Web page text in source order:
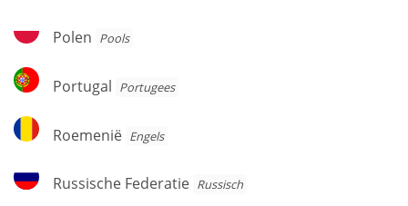
Polen
Polen Pools
Portugal
Portugal Portugees
Roemenië
Roemenië Engels
Russische
Federatie
Russische Federatie Russisch